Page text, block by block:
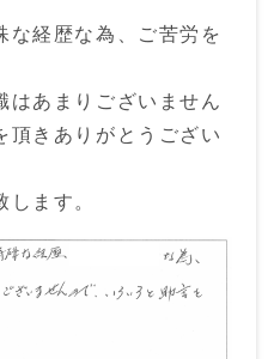
な経歴な為、ご苦労を
はあまりございません
頂きありがとうござい
ます。